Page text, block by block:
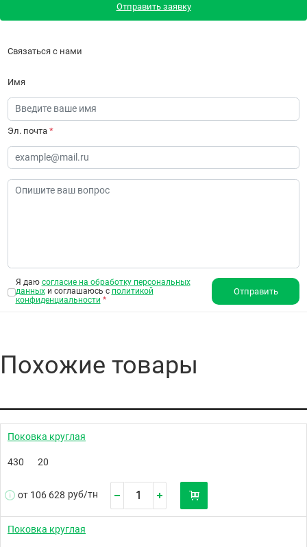
Отправить заявку
Связаться с нами
Имя
Эл. почта *
Я даю согласие на обработку персональных
данныхи соглашаюсь с политикой
конфиденциальности *
Отправить
Похожие товары
Поковка круглая
430 20
от 106 628 руб/тн
Поковка круглая